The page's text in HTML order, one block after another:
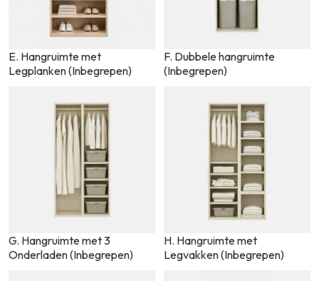
E. Hangruimte met
Legplanken (Inbegrepen)
F. Dubbele hangruimte
(Inbegrepen)
G. Hangruimte met 3
Onderladen (Inbegrepen)
H. Hangruimte met
Legvakken (Inbegrepen)